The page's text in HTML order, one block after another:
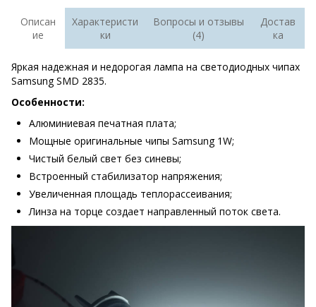
Описан
ие
Характеристи
ки
Вопросы и отзывы
(4)
Достав
ка
Яркая надежная и недорогая лампа на светодиодных чипах
Samsung SMD 2835.
Особенности:
Алюминиевая печатная плата;
Мощные оригинальные чипы Samsung 1W;
Чистый белый свет без синевы;
Встроенный стабилизатор напряжения;
Увеличенная площадь теплорассеивания;
Линза на торце создает направленный поток света.